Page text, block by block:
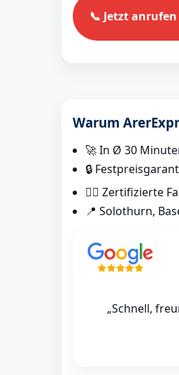
📞 Jetzt anrufen
Warum
🚀 In Ø 30
🔒
👷‍♂️ Zertifizierte
📍 Solothurn,
„Schnell,